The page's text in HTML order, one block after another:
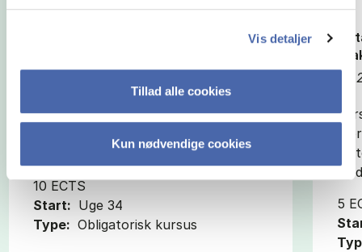
Vis detaljer
Tillad alle cookies
Kun nødvendige cookies
Kurset fokuserer på, hvordan din
virksomhed løfter indtjeningen ved at
fokusere på omkostningerne og
10 ECTS
Start: Uge 34
Type: Obligatorisk kursus
5